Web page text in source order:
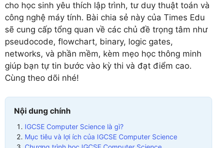
cho học sinh yêu thích lập trình, tư duy thuật toán và
công nghệ máy tính. Bài chia sẻ này của Times Edu
sẽ cung cấp tổng quan về các chủ đề trọng tâm như
pseudocode, flowchart, binary, logic gates,
networks, và phần mềm, kèm mẹo học thông minh
giúp bạn tự tin bước vào kỳ thi và đạt điểm cao.
Cùng theo dõi nhé!
Nội dung chính
IGCSE Computer Science là gì?
Mục tiêu và lợi ích của IGCSE Computer Science